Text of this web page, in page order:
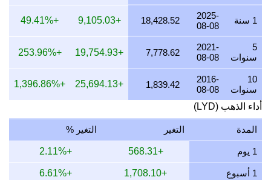
21 يوليو 2026 26,059.23
628.35
733.08
837.80
19 يوليو 2026
18 يوليو 2026 25,608.31
617.48
720.39
823.31
17 يوليو 2026
16 يوليو 2026 25,458.17
716.17
15 يوليو 2026 26,040.36
627.90
732.55
837.20
14 يوليو 2026 26,098.78
629.31
734.19
839.08
1 سنة
2025-
08-08
18,428.52
+9,105.03
+49.41%
5
سنوات
2021-
08-08
7,778.62
+19,754.93
+253.96%
10
سنوات
2016-
08-08
1,839.42
+25,694.13
+1,396.86%
أداء الذهب (LYD)
المدة التغير التغير %
1 يوم +568.31
+2.11%
1 أسبوع +1,708.10
+6.61%